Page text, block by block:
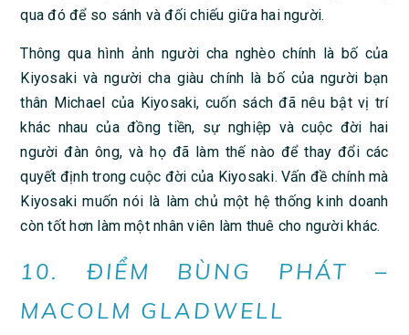
qua đó để so sánh và đối chiếu giữa hai người.
Thông qua hình ảnh người cha nghèo chính là bố của
Kiyosaki và người cha giàu chính là bố của người bạn
thân Michael của Kiyosaki, cuốn sách đã nêu bật vị trí
khác nhau của đồng tiền, sự nghiệp và cuộc đời hai
người đàn ông, và họ đã làm thế nào để thay đổi các
quyết định trong cuộc đời của Kiyosaki. Vấn đề chính mà
Kiyosaki muốn nói là làm chủ một hệ thống kinh doanh
còn tốt hơn làm một nhân viên làm thuê cho người khác.
10. ĐIỂM BÙNG PHÁT –
MACOLM GLADWELL